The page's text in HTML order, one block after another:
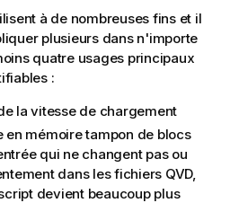
à de nombreuses fins et il
plusieurs dans n'importe
quatre usages principaux
:
la vitesse de chargement
en mémoire tampon de blocs
qui ne changent pas ou
dans les fichiers QVD,
devient beaucoup plus